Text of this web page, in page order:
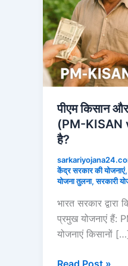
पीएम किसान
(PM-KISAN
है?
केंद्र सरकार की योजनाएं
योजना तुलना,सरकारी
भारत सरकार द्वारा
प्रमुख योजनाएं हैं:
योजनाएं किसानों
पीएम